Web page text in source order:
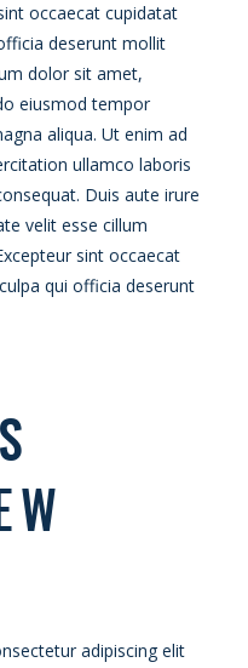
occaecat cupidatat
deserunt mollit
dolor sit amet,
eiusmod tempor
aliqua. Ut enim ad
ullamco laboris
Duis aute irure
velit esse cillum
sint occaecat
qui officia deserunt
adipiscing elit